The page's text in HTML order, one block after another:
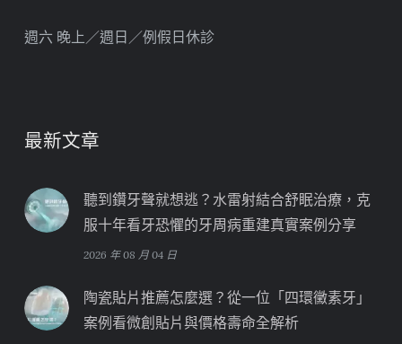
週六 晚上／週日／例假日休診
最新文章
聽到鑽牙聲就想逃？水雷射結合舒眠治療，克
服十年看牙恐懼的牙周病重建真實案例分享
2026 年 08 月 04 日
陶瓷貼片推薦怎麼選？從一位「四環黴素牙」
案例看微創貼片與價格壽命全解析